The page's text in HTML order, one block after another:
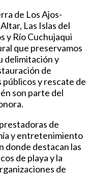
de Los Ajos-
Las Islas del
y Río Cuchujaqui
que preservamos
delimitación y
de
y rescate de
son parte del
de
y entretenimiento
donde destacan las
de playa y la
de